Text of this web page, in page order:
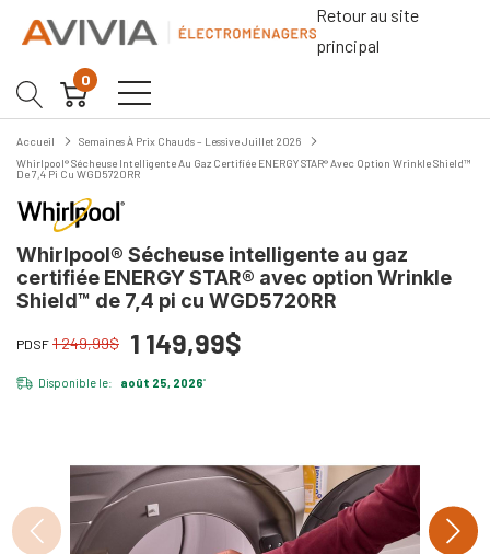
Retour au site
principal
0
Accueil
Semaines À Prix Chauds – Lessive Juillet 2026
Whirlpool® Sécheuse Intelligente Au Gaz Certifiée ENERGY STAR® Avec Option Wrinkle Shield™
De 7,4 Pi Cu WGD5720RR
Whirlpool® Sécheuse intelligente au gaz
certifiée ENERGY STAR® avec option Wrinkle
Shield™ de 7,4 pi cu WGD5720RR
PDSF 1 249,99$ 1 149,99$
Disponible le: août 25, 2026*